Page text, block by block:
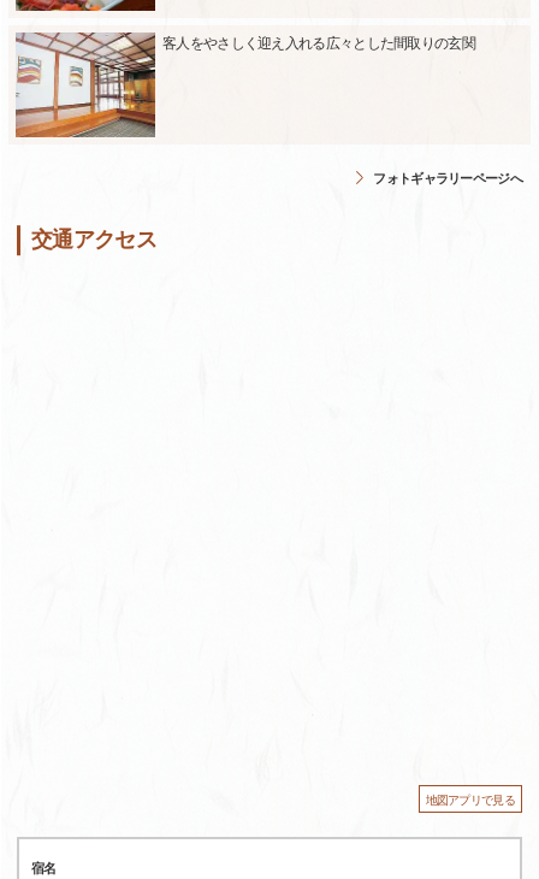
客人をやさしく迎え入れる広々とした間取りの玄関
フォトギャラリーページへ
交通アクセス
地図アプリで見る
宿名